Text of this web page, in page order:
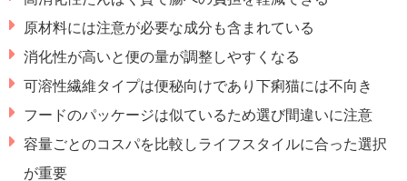
原材料には注意が必要な成分も含まれている
消化性が高いと便の量が調整しやすくなる
可溶性繊維タイプは便秘向けであり下痢猫には不向き
フードのパッケージは似ているため選び間違いに注意
容量ごとのコスパを比較しライフスタイルに合った選択
が重要